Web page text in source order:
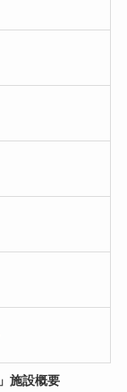
施設概要